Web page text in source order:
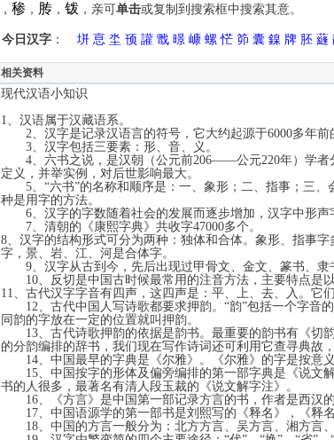
， 䅟， 䏝， 䥽，亲可单击或复制到搜索框中搜索其意。
今日汉字 ： 垪 恴 坔 顸 讙 戬 暻 嵻 螺 恾 笷 囊 鎳 牌 胚 蘕
相关资料
现代汉语小知识
1、汉语属于汉藏语系。
2、汉字是记录汉语言的符号，它大约起源于6000多年前
3、汉字包括三要素：形、音、义。
4、六书之说，是汉朝（公元前206——公元220年）学者
定义，并举实例，对后世影响最大。
5、“六书”的名称和顺序是：一、象形；二、指事；三、
种是用字的方法。
6、汉字的字数随着社会的发展而逐步增加，汉字中形声
7、清朝的《康熙字典》共收字47000多个。
8、汉字的结构形式可分为两种：独体和合体。象形、指事
字，景、岩、江、河是合体字。
9、汉字从古到今，先后出现过甲骨文、金文、篆书、隶
10、反切是中国古时候最常用的注音方法，主要特点是以
11、古代汉字字音有四声，这四声是：平、上、去、入。它
12、古代中国人写诗歌都要求押韵。“韵”包括一个字音
同韵的字放在一定的位置就叫押韵。
13、古代诗歌押韵的依据是韵书。最重要的韵书有《切
的分韵编排的辞书，我们现在写作诗词还可利用它查寻典
14、中国最早的字典是《尔雅》。《尔雅》的字是按意义
15、中国按字的形体及偏旁编排的第一部字典是《说文
书的人很多，最著名有清人段玉裁的《说文解字注》。
16、《方言》是中国第一部记录方言的书，作者是西汉的
17、中国语源学的第一部书是刘熙写的《释名》，《释名
18、中国的方言一般分为：北方方言、吴方言、湘方言、